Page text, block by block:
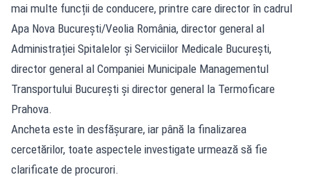
mai multe funcții de conducere, printre care director în cadrul
Apa Nova București/Veolia România, director general al
Administrației Spitalelor și Serviciilor Medicale București,
director general al Companiei Municipale Managementul
Transportului București și director general la Termoficare
Prahova.
Ancheta este în desfășurare, iar până la finalizarea
cercetărilor, toate aspectele investigate urmează să fie
clarificate de procurori.